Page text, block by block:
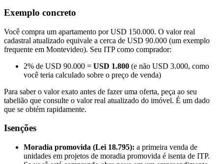
Exemplo concreto
Você compra um apartamento por USD 150.000. O valor real
cadastral atualizado equivale a cerca de USD 90.000 (um exemplo
frequente em Montevideo). Seu ITP como comprador:
2% de USD 90.000 = USD 1.800 (e não USD 3.000, como
você teria calculado sobre o preço de venda)
Para saber o valor exato antes de fazer uma oferta, peça ao seu
tabelião que consulte o valor real atualizado do imóvel. É um dado
que se obtém rapidamente.
Isenções
Moradia promovida (Lei 18.795): a primeira venda de
unidades em projetos de moradia promovida é isenta de ITP.